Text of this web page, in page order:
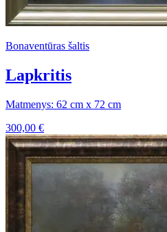
Bonaventūras šaltis
Lapkritis
Matmenys: 62 cm x 72 cm
300,00 €